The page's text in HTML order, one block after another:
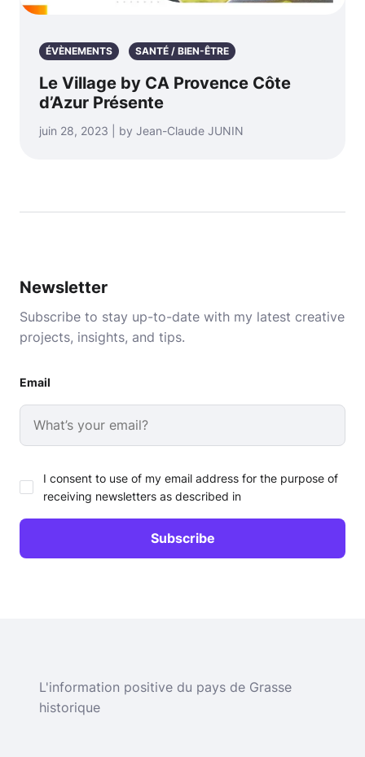
ÉVÈNEMENTS SANTÉ / BIEN-ÊTRE
Le Village by CA Provence Côte
d’Azur Présente
juin 28, 2023 | by Jean-Claude JUNIN
Newsletter
Subscribe to stay up-to-date with my latest creative
projects, insights, and tips.
Email
I consent to use of my email address for the purpose of
receiving newsletters as described in
L'information positive du pays de Grasse
historique